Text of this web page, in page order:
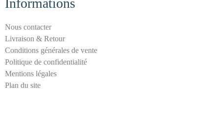
é
-
m
a
i
l
Informations
Nous contacter
Livraison & Retour
Conditions générales de vente
Politique de confidentialité
Mentions légales
Plan du site